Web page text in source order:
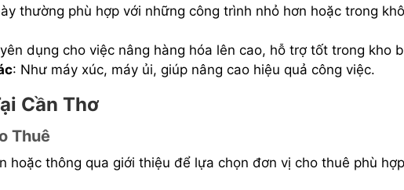
thường phù hợp với những công trình nhỏ hơn hoặc trong
dụng cho việc nâng hàng hóa lên cao, hỗ trợ tốt trong kho
: Như máy xúc, máy ủi, giúp nâng cao hiệu quả công việc.
Cần Thơ
Thuê
hoặc thông qua giới thiệu để lựa chọn đơn vị cho thuê phù